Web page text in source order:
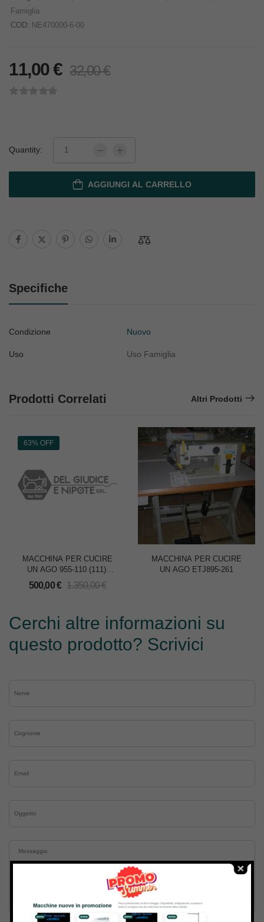
Famiglia
COD: NE470000-6-00
11,00€ 32,00€
Quantity:
AGGIUNGI AL CARRELLO
Specifiche
Condizione Nuovo
Uso Uso Famiglia
Prodotti Correlati Altri Prodotti
63% OFF
MACCHINA PER CUCIRE
UN AGO 955-110 (111)-
SOLO TESTA
500,00€ 1.350,00€
MACCHINA PER CUCIRE
UN AGO ETJ895-261
Cerchi altre informazioni su
questo prodotto? Scrivici